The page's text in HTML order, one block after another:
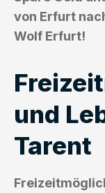
von Erfurt
Wolf Erfurt!
und
Tarent